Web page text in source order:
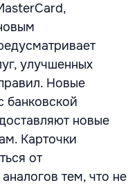
улучшенных
Новые
банковской
новые
Карточки
от
тем, что не